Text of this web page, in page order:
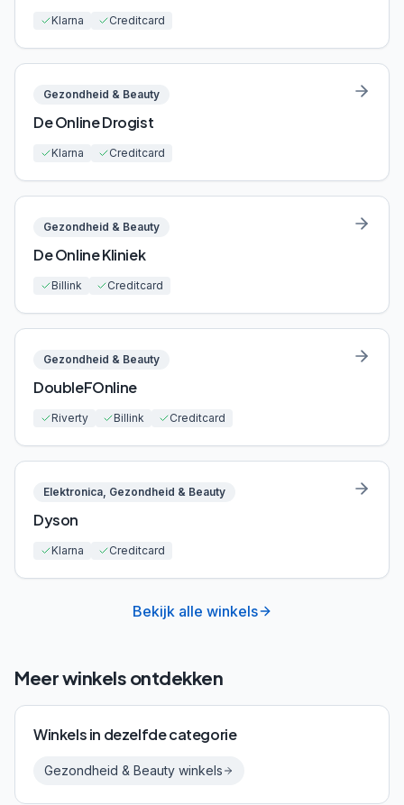
Klarna Creditcard
Gezondheid & Beauty
De Online Drogist
Klarna Creditcard
Gezondheid & Beauty
De Online Kliniek
Billink Creditcard
Gezondheid & Beauty
DoubleFOnline
Riverty Billink Creditcard
Elektronica, Gezondheid & Beauty
Dyson
Klarna Creditcard
Bekijk alle winkels
Meer winkels ontdekken
Winkels in dezelfde categorie
Gezondheid & Beauty winkels